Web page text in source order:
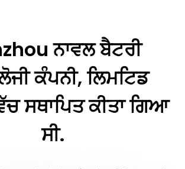
ਨਾਵਲ ਬੈਟਰੀ
ਕੰਪਨੀ, ਲਿਮਟਿਡ
ਸਥਾਪਿਤ ਕੀਤਾ ਗਿਆ
ਸੀ.